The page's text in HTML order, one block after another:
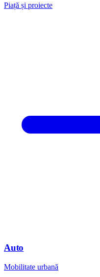
Piață și proiecte
Auto
Mobilitate urbană